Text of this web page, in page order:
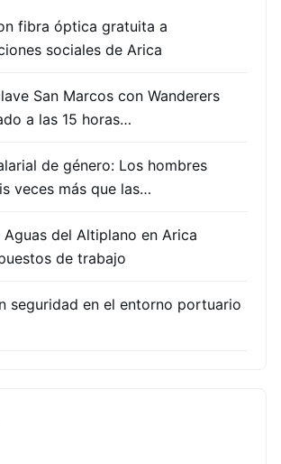
fibra óptica gratuita a
sociales de Arica
San Marcos con Wanderers
a las 15 horas…
de género: Los hombres
veces más que las…
Aguas del Altiplano en Arica
de trabajo
seguridad en el entorno portuario